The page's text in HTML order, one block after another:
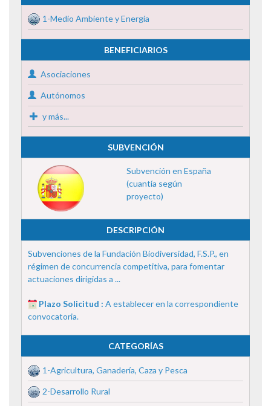
1-Medio Ambiente y Energía
BENEFICIARIOS
Asociaciones
Autónomos
y más...
SUBVENCIÓN
Subvención en España
(cuantía según
proyecto)
DESCRIPCIÓN
Subvenciones de la Fundación Biodiversidad, F.S.P., en
régimen de concurrencia competitiva, para fomentar
actuaciones dirigidas a ...
Plazo Solicitud : A establecer en la correspondiente
convocatoria.
CATEGORÍAS
1-Agricultura, Ganadería, Caza y Pesca
2-Desarrollo Rural